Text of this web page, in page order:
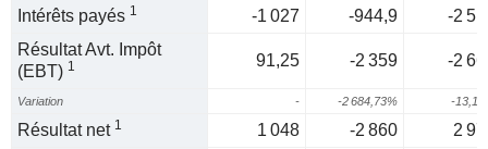
Intérêts payés 1 -1 027 -944,9
-2
Résultat Avt. Impôt
(EBT) 1 91,25 -2 359 -2
Variation - -2 684,73% -
Résultat net 1 1 048 -2 860 2